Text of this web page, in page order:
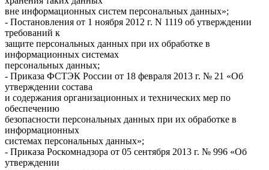
вне информационных систем персональных данных»;
- Постановления от 1 ноября 2012 г. N 1119 об утверждении
требований к
защите персональных данных при их обработке в
информационных системах
персональных данных;
- Приказа ФСТЭК России от 18 февраля 2013 г. № 21 «Об
утверждении состава
и содержания организационных и технических мер по
обеспечению
безопасности персональных данных при их обработке в
информационных
системах персональных данных»;
- Приказа Роскомнадзора от 05 сентября 2013 г. № 996 «Об
утверждении